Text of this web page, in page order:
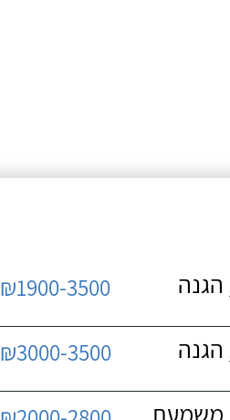
הגנה
₪1900-3500
הגנה
₪3000-3500